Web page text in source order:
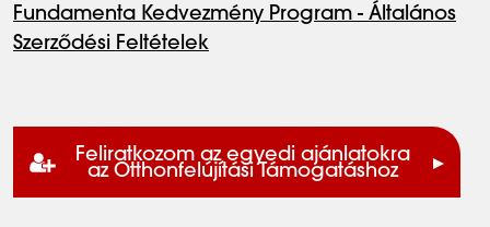
Fundamenta Kedvezmény Program - Általános
Szerződési Feltételek
Feliratkozom az egyedi ajánlatokra
az Otthonfelújítási Támogatáshoz